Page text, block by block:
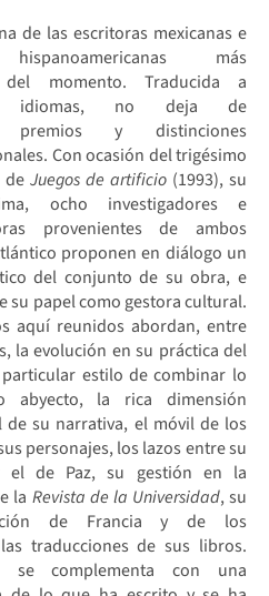
de las escritoras mexicanas e
más
del momento. Traducida a
idiomas, no deja de
premios y distinciones
Con ocasión del trigésimo
deJuegos de artificio (1993), su
ocho investigadores e
provenientes de ambos
proponen en diálogo un
del conjunto de su obra, e
su papel como gestora cultural.
aquí reunidos abordan, entre
la evolución en su práctica del
estilo de combinar lo
abyecto, la rica dimensión
de su narrativa, el móvil de los
personajes, los lazos entre su
el de Paz, su gestión en la
la Revista de la Universidad, su
de Francia y de los
traducciones de sus libros.
se complementa con una